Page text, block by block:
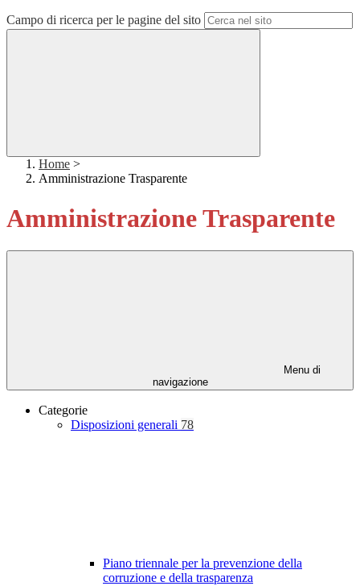
Campo di ricerca per le pagine del sito
Home >
Amministrazione Trasparente
Amministrazione Trasparente
Menu di
navigazione
Categorie
Disposizioni generali 78
Piano triennale per la prevenzione della
corruzione e della trasparenza